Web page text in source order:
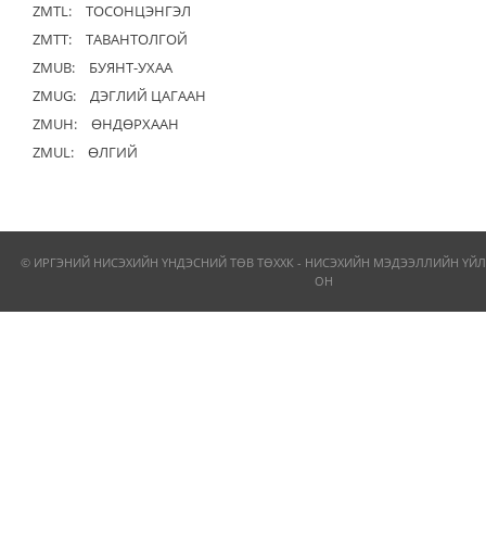
ZMTL:
ТОСОНЦЭНГЭЛ
ZMTT:
ТАВАНТОЛГОЙ
ZMUB:
БУЯНТ-УХАА
ZMUG:
ДЭГЛИЙ ЦАГААН
ZMUH:
ӨНДӨРХААН
ZMUL:
ӨЛГИЙ
© ИРГЭНИЙ НИСЭХИЙН ҮНДЭСНИЙ ТӨВ ТӨХХК - НИСЭХИЙН МЭДЭЭЛЛИЙН
ОН